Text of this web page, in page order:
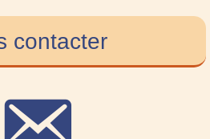
contacter